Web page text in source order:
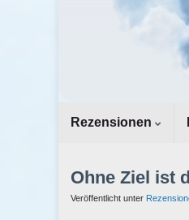
Rezensionen
Ohne Ziel ist
Veröffentlicht unter